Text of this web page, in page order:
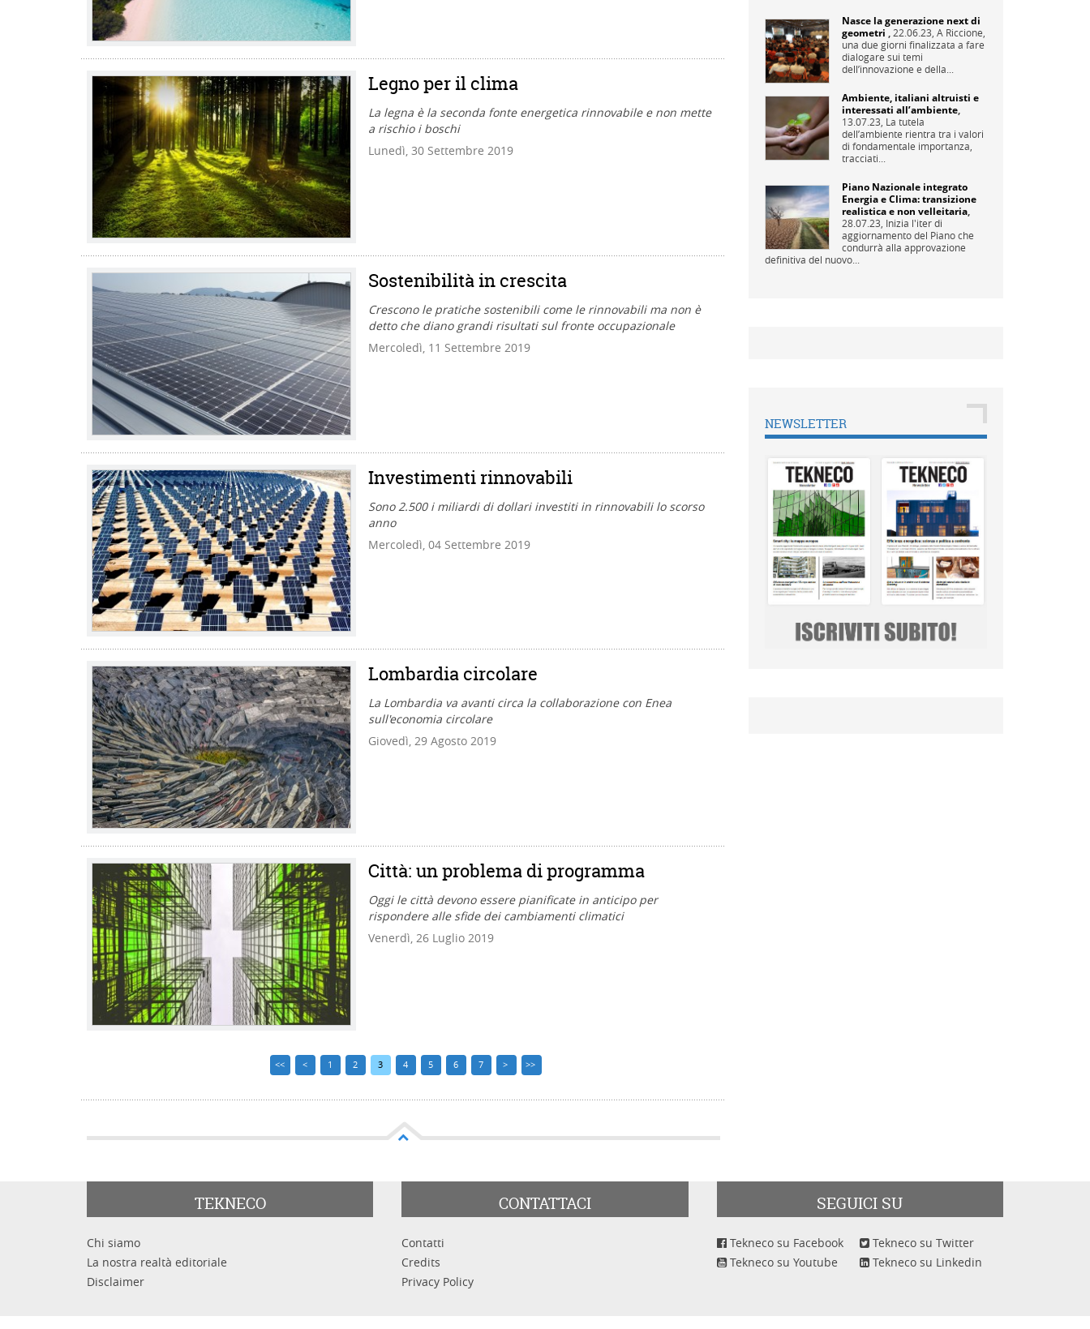
Legno per il clima
La legna è la seconda fonte energetica rinnovabile e non mette
a rischio i boschi
Lunedì, 30 Settembre 2019
Sostenibilità in crescita
Crescono le pratiche sostenibili come le rinnovabili ma non è
detto che diano grandi risultati sul fronte occupazionale
Mercoledì, 11 Settembre 2019
Investimenti rinnovabili
Sono 2.500 i miliardi di dollari investiti in rinnovabili lo scorso
anno
Mercoledì, 04 Settembre 2019
Lombardia circolare
La Lombardia va avanti circa la collaborazione con Enea
sull'economia circolare
Giovedì, 29 Agosto 2019
Città: un problema di programma
Oggi le città devono essere pianificate in anticipo per
rispondere alle sfide dei cambiamenti climatici
Venerdì, 26 Luglio 2019
<< < 1 2 3 4 5 6 7 > >>
Nasce la generazione next di
geometri , 22.06.23, A Riccione,
una due giorni finalizzata a fare
dialogare sui temi
dell’innovazione e della...
Ambiente, italiani altruisti e
interessati all’ambiente,
13.07.23, La tutela
dell’ambiente rientra tra i valori
di fondamentale importanza,
tracciati...
Piano Nazionale integrato
Energia e Clima: transizione
realistica e non velleitaria,
28.07.23, Inizia l'iter di
aggiornamento del Piano che
condurrà alla approvazione
definitiva del nuovo...
NEWSLETTER
TEKNECO
Chi siamo
La nostra realtà editoriale
Disclaimer
CONTATTACI
Contatti
Credits
Privacy Policy
SEGUICI SU
Tekneco su Facebook
Tekneco su Twitter
Tekneco su Youtube
Tekneco su Linkedin